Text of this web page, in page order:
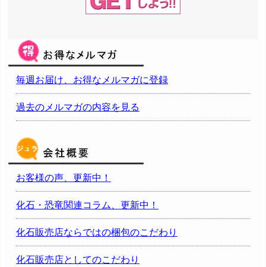
毎週お届け、お得なメルマガに登録
過去のメルマガの内容を見る
お客様の声、更新中！
化石・恐竜関連コラム、更新中！
化石販売店ならではの梱包のこだわり
化石販売店としてのこだわり